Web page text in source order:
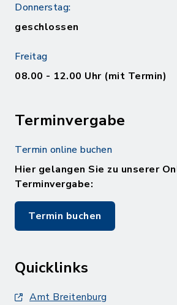
Donnerstag:
geschlossen
Freitag
08.00 - 12.00 Uhr (mit Termin)
Terminvergabe
Termin online buchen
Hier gelangen Sie zu unserer
Terminvergabe:
Termin buchen
Quicklinks
Amt Breitenburg